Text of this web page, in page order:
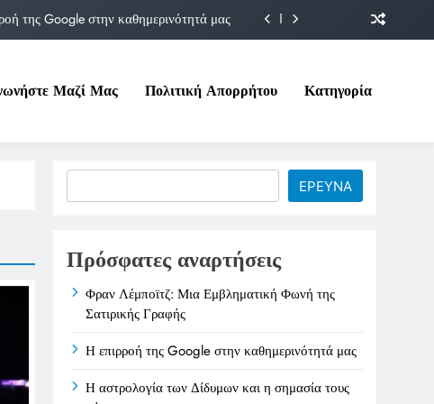
της Google στην καθημερινότητά μας
Πολιτικές της στο Υπουργείο Εργασίας
της Google στην καθημερινότητά μας
των Δίδυμων και η σημασία τους σήμερα
Μαζί Μας Πολιτική Απορρήτου Κατηγορία
ΕΡΕΥΝΑ
Πρόσφατες αναρτήσεις
Φραν Λέμποϊτζ: Μια Εμβληματική Φωνή της
Σατιρικής Γραφής
Η επιρροή της Google στην καθημερινότητά μας
Η αστρολογία των Δίδυμων και η σημασία τους